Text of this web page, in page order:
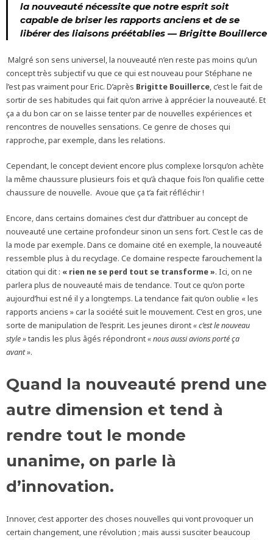
la nouveauté nécessite que notre esprit soit
capable de briser les rapports anciens et de se
libérer des liaisons préétablies —Brigitte Bouillerce
Malgré son sens universel, la nouveauté n’en reste pas moins qu’un
concept très subjectif vu que ce qui est nouveau pour Stéphane ne
l’est pas vraiment pour Eric. D’après Brigitte Bouillerce, c’est le fait de
sortir de ses habitudes qui fait qu’on arrive à apprécier la nouveauté. Et
ça a du bon car on se laisse tenter par de nouvelles expériences et
rencontres de nouvelles sensations. Ce genre de choses qui
rapproche, par exemple, dans les relations.
Cependant, le concept devient encore plus complexe lorsqu’on achète
la même chaussure plusieurs fois et qu’à chaque fois l’on qualifie cette
chaussure de nouvelle. Avoue que ça t’a fait réfléchir !
Encore, dans certains domaines c’est dur d’attribuer au concept de
nouveauté une certaine profondeur sinon un sens fort. C’est le cas de
la mode par exemple. Dans ce domaine cité en exemple, la nouveauté
ressemble plus à du recyclage. Ce domaine respecte farouchement la
citation qui dit : « rien ne se perd tout se transforme ». Ici, on ne
parlera plus de nouveauté mais de tendance. Tout ce qu’on porte
aujourd’hui est né il y a longtemps. La tendance fait qu’on oublie « les
rapports anciens » car la société suit le mouvement. C’est en gros, une
sorte de manipulation de l’esprit. Les jeunes diront« c’est le nouveau
style »tandis les plus âgés répondront« nous aussi avions porté ça
avant ».
Quand la nouveauté prend une
autre dimension et tend à
rendre tout le monde
unanime, on parle là
d’innovation.
Innover, c’est apporter des choses nouvelles qui vont provoquer un
certain changement, une révolution ; mais aussi susciter beaucoup